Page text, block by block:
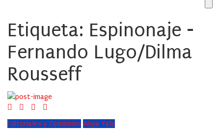
Etiqueta: Espinonaje -
Fernando Lugo/Dilma
Rousseff
Editoriales y Opiniones Abya Yala